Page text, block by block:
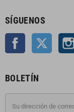
SÍGUENOS
Facebook Twitter
BOLETÍN